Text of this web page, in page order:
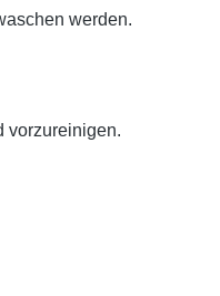
werden.
vorzureinigen.